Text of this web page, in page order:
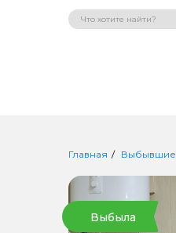
Главная Выбывшие
Выбыла